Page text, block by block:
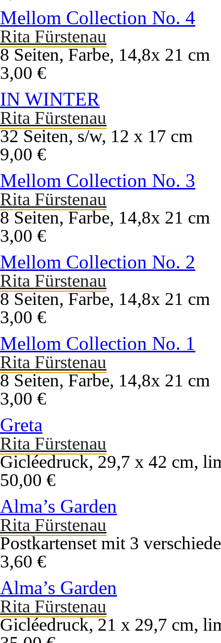
Mellom Collection No. 4
Rita Fürstenau
8 Seiten, Farbe, 14,8x 21 cm
3,00 €
IN WINTER
Rita Fürstenau
32 Seiten, s/w, 12 x 17 cm
9,00 €
Mellom Collection No. 3
Rita Fürstenau
8 Seiten, Farbe, 14,8x 21 cm
3,00 €
Mellom Collection No. 2
Rita Fürstenau
8 Seiten, Farbe, 14,8x 21 cm
3,00 €
Mellom Collection No. 1
Rita Fürstenau
8 Seiten, Farbe, 14,8x 21 cm
3,00 €
Greta
Rita Fürstenau
Gicléedruck, 29,7 x 42 cm,
50,00 €
Alma’s Garden
Rita Fürstenau
Postkartenset mit 3
3,60 €
Alma’s Garden
Rita Fürstenau
Gicléedruck, 21 x 29,7 cm,